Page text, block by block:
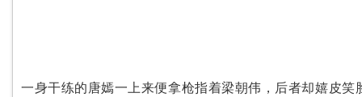
一身干练的唐嫣一上来便拿枪指着梁朝伟，后者却嬉皮笑